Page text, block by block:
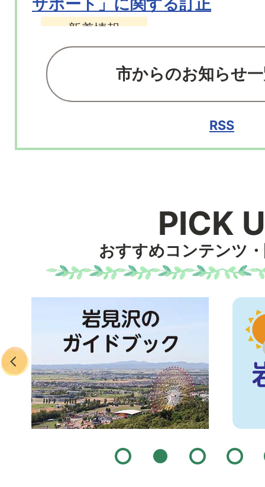
新着情報
2026年08月05日
2026年08月03日 食中毒警報
新着情報
2026年08月03日
平成25年生活扶助基準改定に
対応
新着情報
2026年08月03日
8月は北方領土返還要求運動強
市からのお知らせ
RSS
PICK
おすすめコンテンツ
の
ス
ラ
3
枚
ラ
イ